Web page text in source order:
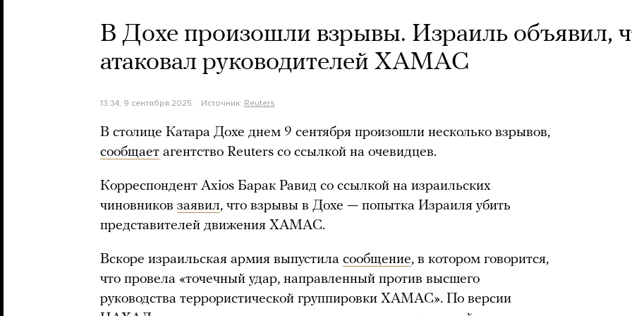
В Дохе произошли взрывы. Израиль объявил,
атаковал руководителей ХАМАС
13:34, 9 сентября 2025 Источник: Reuters
В столице Катара Дохе днем 9 сентября произошли несколько взрывов,
сообщает агентство Reuters со ссылкой на очевидцев.
Корреспондент Axios Барак Равид со ссылкой на израильских
чиновников заявил, что взрывы в Дохе — попытка Израиля убить
представителей движения ХАМАС.
Вскоре израильская армия выпустила сообщение, в котором говорится,
что провела «точечный удар, направленный против высшего
руководства террористической группировки ХАМАС». По версии